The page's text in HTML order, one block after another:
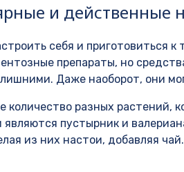
и действенные
себя и приготовиться
препараты, но
Даже наоборот, они
количество разных растений,
пустырник и
из них настои, добавляя